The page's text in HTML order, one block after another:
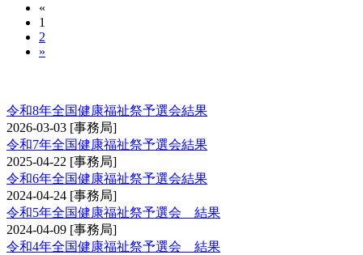
«
1
2
»
令和8年全国健康福祉祭予選会結果
2026-03-03 [事務局]
令和7年全国健康福祉祭予選会結果
2025-04-22 [事務局]
令和6年全国健康福祉祭予選会結果
2024-04-24 [事務局]
令和5年全国健康福祉祭予選会 結果
2024-04-09 [事務局]
令和4年全国健康福祉祭予選会 結果